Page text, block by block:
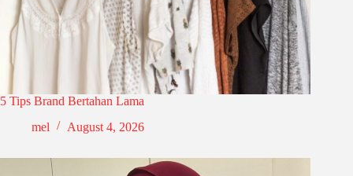
5 Tips Brand Bertahan Lama
mel
August 4, 2026